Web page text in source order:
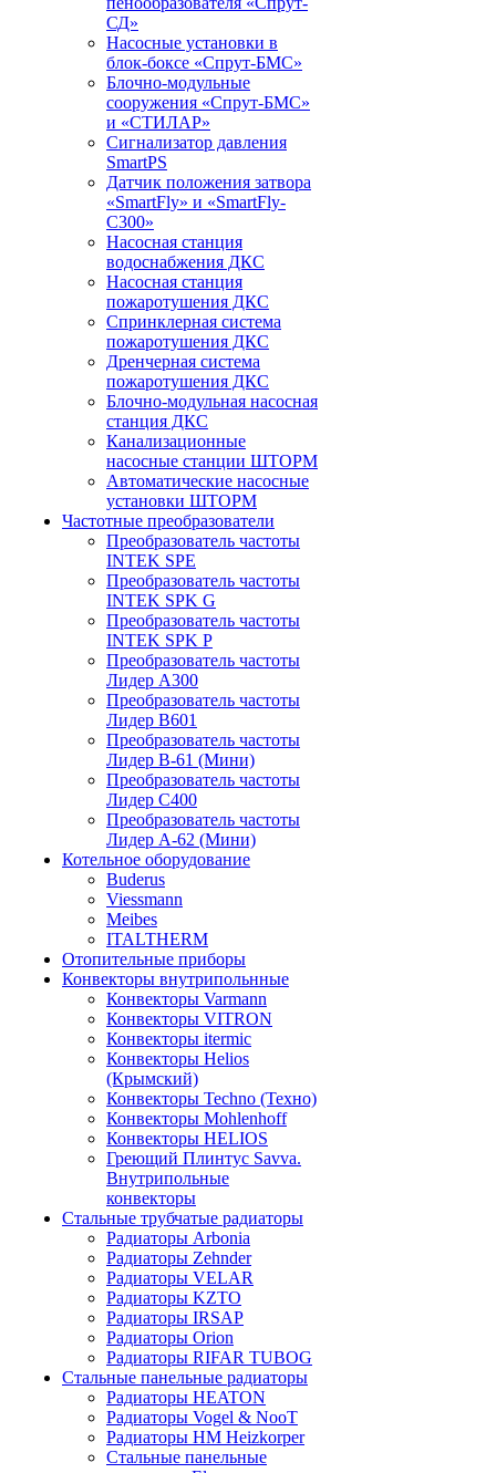
СД»
Насосные установки в
блок-боксе «Спрут-БМС»
Блочно-модульные
сооружения «Спрут-БМС»
и «СТИЛАР»
Сигнализатор давления
SmartPS
Датчик положения затвора
«SmartFly» и «SmartFly-
С300»
Насосная станция
водоснабжения ДКС
Насосная станция
пожаротушения ДКС
Спринклерная система
пожаротушения ДКС
Дренчерная система
пожаротушения ДКС
Блочно-модульная насосная
станция ДКС
Канализационные
насосные станции ШТОРМ
Автоматические насосные
установки ШТОРМ
Частотные преобразователи
Преобразователь частоты
INTEK SPE
Преобразователь частоты
INTEK SPK G
Преобразователь частоты
INTEK SPK P
Преобразователь частоты
Лидер А300
Преобразователь частоты
Лидер B601
Преобразователь частоты
Лидер В-61 (Мини)
Преобразователь частоты
Лидер С400
Преобразователь частоты
Лидер А-62 (Мини)
Котельное оборудование
Buderus
Viessmann
Meibes
ITALTHERM
Отопительные приборы
Конвекторы внутрипольнные
Конвекторы Varmann
Конвекторы VITRON
Конвекторы itermic
Конвекторы Helios
(Крымский)
Конвекторы Techno (Техно)
Конвекторы Mohlenhoff
Конвекторы HELIOS
Греющий Плинтус Savva.
Внутрипольные
конвекторы
Стальные трубчатые радиаторы
Радиаторы Arbonia
Радиаторы Zehnder
Радиаторы VELAR
Радиаторы KZTO
Радиаторы IRSAP
Радиаторы Orion
Радиаторы RIFAR TUBOG
Стальные панельные радиаторы
Радиаторы HEATON
Радиаторы Vogel & NooT
Радиаторы HM Heizkorper
Стальные панельные